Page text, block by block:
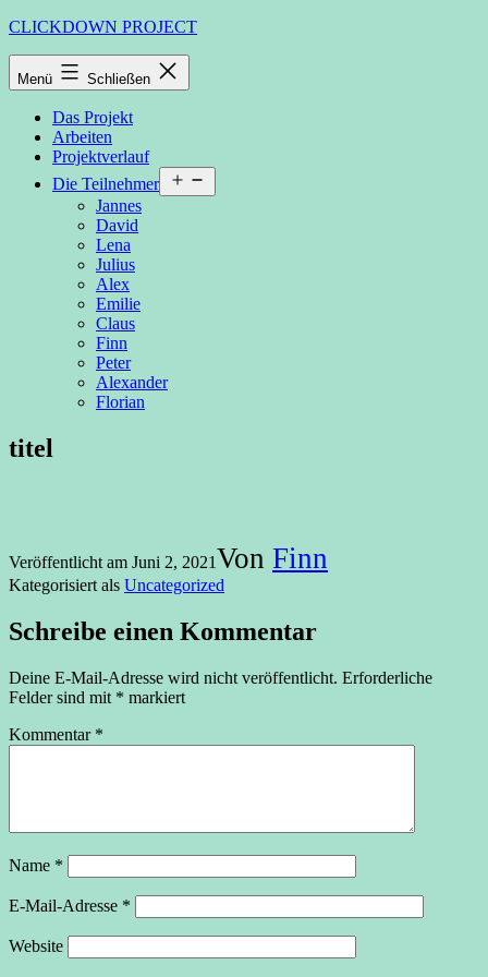
Zum
springen
CLICKDOWN PROJECT
Menü Schließen
Das Projekt
Arbeiten
Projektverlauf
Die Teilnehmer
öffnen
Jannes
David
Lena
Julius
Alex
Emilie
Claus
Finn
Peter
Alexander
Florian
titel
Veröffentlicht am Juni 2, 2021Von Finn
Kategorisiert als Uncategorized
Schreibe einen Kommentar
Deine E-Mail-Adresse wird nicht veröffentlicht. Erforderliche
Felder sind mit * markiert
Kommentar *
Name *
E-Mail-Adresse *
Website